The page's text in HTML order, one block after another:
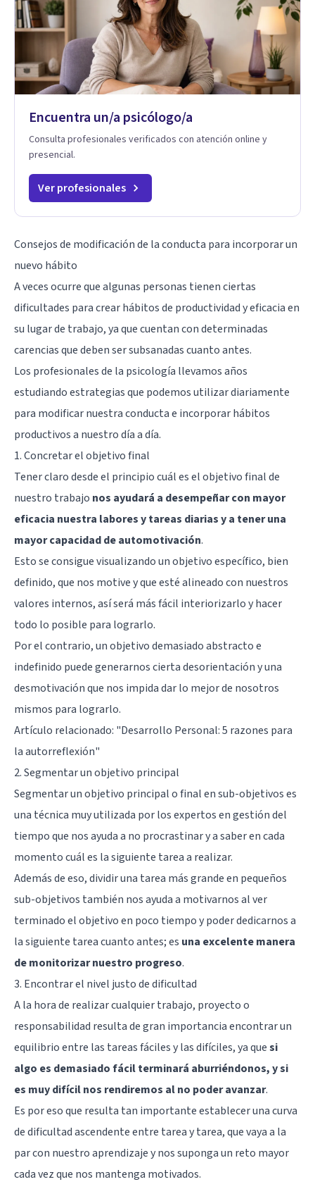
Encuentra un/a psicólogo/a
Consulta profesionales verificados con atención online y
presencial.
Ver profesionales
Consejos de modificación de la conducta para incorporar un
nuevo hábito
A veces ocurre que algunas personas tienen ciertas
dificultades para crear hábitos de productividad y eficacia en
su lugar de trabajo, ya que cuentan con determinadas
carencias que deben ser subsanadas cuanto antes.
Los profesionales de la psicología llevamos años
estudiando estrategias que podemos utilizar diariamente
para modificar nuestra conducta e incorporar hábitos
productivos a nuestro día a día.
1. Concretar el objetivo final
Tener claro desde el principio cuál es el objetivo final de
nuestro trabajo nos ayudará a desempeñar con mayor
eficacia nuestra labores y tareas diarias y a tener una
mayor capacidad de automotivación.
Esto se consigue visualizando un objetivo específico, bien
definido, que nos motive y que esté alineado con nuestros
valores internos, así será más fácil interiorizarlo y hacer
todo lo posible para lograrlo.
Por el contrario, un objetivo demasiado abstracto e
indefinido puede generarnos cierta desorientación y una
desmotivación que nos impida dar lo mejor de nosotros
mismos para lograrlo.
Artículo relacionado: "Desarrollo Personal: 5 razones para
la autorreflexión"
2. Segmentar un objetivo principal
Segmentar un objetivo principal o final en sub-objetivos es
una técnica muy utilizada por los expertos en gestión del
tiempo que nos ayuda a no procrastinar y a saber en cada
momento cuál es la siguiente tarea a realizar.
Además de eso, dividir una tarea más grande en pequeños
sub-objetivos también nos ayuda a motivarnos al ver
terminado el objetivo en poco tiempo y poder dedicarnos a
la siguiente tarea cuanto antes; es una excelente manera
de monitorizar nuestro progreso.
3. Encontrar el nivel justo de dificultad
A la hora de realizar cualquier trabajo, proyecto o
responsabilidad resulta de gran importancia encontrar un
equilibrio entre las tareas fáciles y las difíciles, ya quesi
algo es demasiado fácil terminará aburriéndonos, y si
es muy difícil nos rendiremos al no poder avanzar.
Es por eso que resulta tan importante establecer una curva
de dificultad ascendente entre tarea y tarea, que vaya a la
par con nuestro aprendizaje y nos suponga un reto mayor
cada vez que nos mantenga motivados.